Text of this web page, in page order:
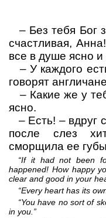
– Без тебя Бог
счастливая, Анна!
все в душе ясно
– У каждого
говорят
– Какие же у
ясно.
– Есть! – вдруг
после слез
сморщила ее
“If it had not been
happened! How happy
clear and good in your
“Every heart has its
“You have no sort of
in you.”